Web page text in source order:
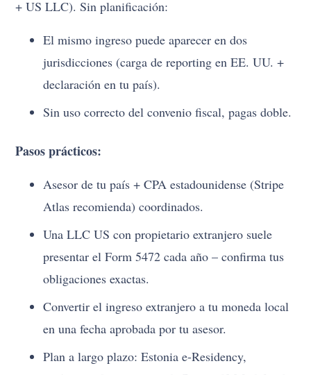
+ US LLC). Sin planificación:
El mismo ingreso puede aparecer en dos
jurisdicciones (carga de reporting en EE. UU. +
declaración en tu país).
Sin uso correcto del convenio fiscal, pagas doble.
Pasos prácticos:
Asesor de tu país + CPA estadounidense (Stripe
Atlas recomienda) coordinados.
Una LLC US con propietario extranjero suele
presentar el Form 5472 cada año – confirma tus
obligaciones exactas.
Convertir el ingreso extranjero a tu moneda local
en una fecha aprobada por tu asesor.
Plan a largo plazo: Estonia e-Residency,